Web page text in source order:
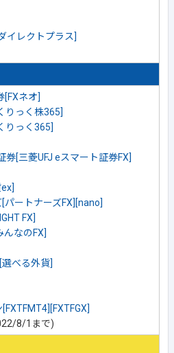
イレクトプラス]
[FXネオ]
りっく株365]
りっく365]
券[三菱UFJ eスマート証券FX]
パートナーズFX][nano]
FX]
んなのFX]
選べる外貨]
8/1まで)